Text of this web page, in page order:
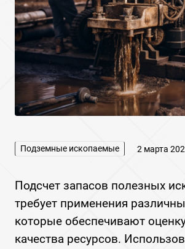
Подземные ископаемые 2 марта
Подсчет запасов полезных
требует применения
которые обеспечивают
качества ресурсов.